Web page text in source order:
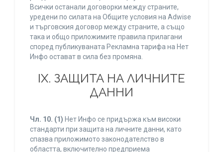
Всички останали договорки между страните,
уредени по силата на Общите условия на Adwise
и търговския договор между страните, а също
така и общо приложимите правила прилагани
според публикуваната Рекламна тарифа на Нет
Инфо остават в сила без промяна.
IХ. ЗАЩИТА НА ЛИЧНИТЕ
ДАННИ
Чл. 10. (1) Нет Инфо се придържа към високи
стандарти при защита на личните данни, като
спазва приложимото законодателство в
областта, включително предприема